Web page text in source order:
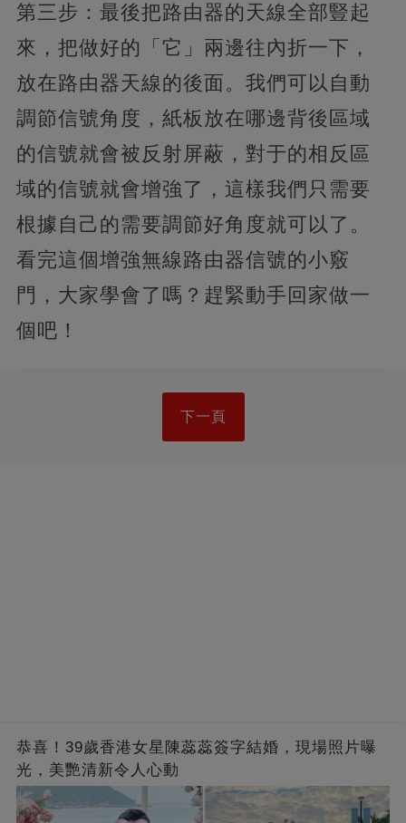
第三步：最後把路由器的天線全部豎起
來，把做好的「它」兩邊往內折一下，
放在路由器天線的後面。我們可以自動
調節信號角度，紙板放在哪邊背後區域
的信號就會被反射屏蔽，對于的相反區
域的信號就會增強了，這樣我們只需要
根據自己的需要調節好角度就可以了。
看完這個增強無線路由器信號的小竅
門，大家學會了嗎？趕緊動手回家做一
個吧！
下一頁
恭喜！39歲香港女星陳蕊蕊簽字結婚，現場照片曝
光，美艷清新令人心動